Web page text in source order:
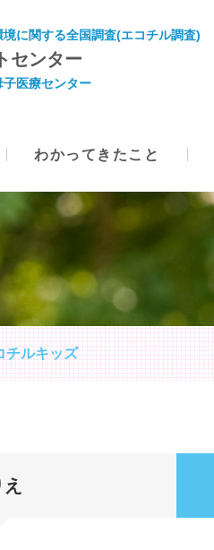
に関する全国調査(エコチル調査)
センター
医療センター
わかってきたこと
チルキッズ